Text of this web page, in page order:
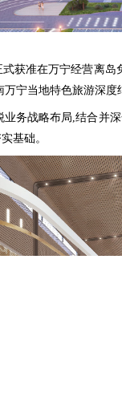
获准在万宁经营离
宁当地特色旅游深
务战略布局,结合并
基础。